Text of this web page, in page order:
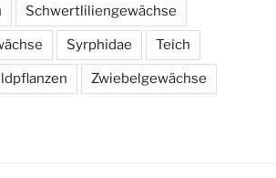
Schwertliliengewächse
Syrphidae Teich
Zwiebelgewächse